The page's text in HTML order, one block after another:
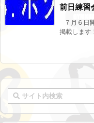
前日練習
７月６日
掲載します